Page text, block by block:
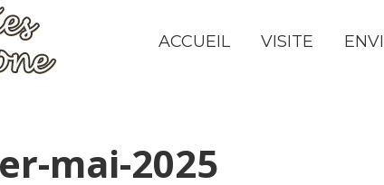
ACCUEIL VISITE
mai-2025